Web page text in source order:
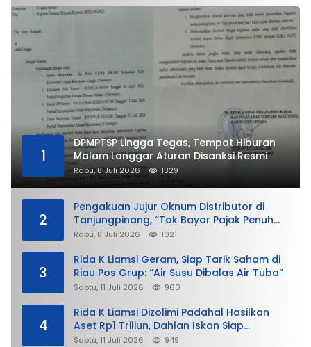
1
DPMPTSP Lingga Tegas, Tempat Hiburan
Malam Langgar Aturan Disanksi Resmi
Rabu, 8 Juli 2026 1329
2
Pengakuan Jujur Oknum Distributor di
Tanjungpinang, “Tak Bayar Pajak Penuh
demi Untung”
Rabu, 8 Juli 2026 1021
3
Rida K Liamsi Geram, Siap Tarik Saham di
Riau Pos Grup: “Air Susu Dibalas Air Tuba”
Sabtu, 11 Juli 2026 960
4
Rida K Liamsi Dizolimi Padahal Hasilkan
Aset Rp1 Triliun, Dahlan Iskan Siap
Membela
Sabtu, 11 Juli 2026 949